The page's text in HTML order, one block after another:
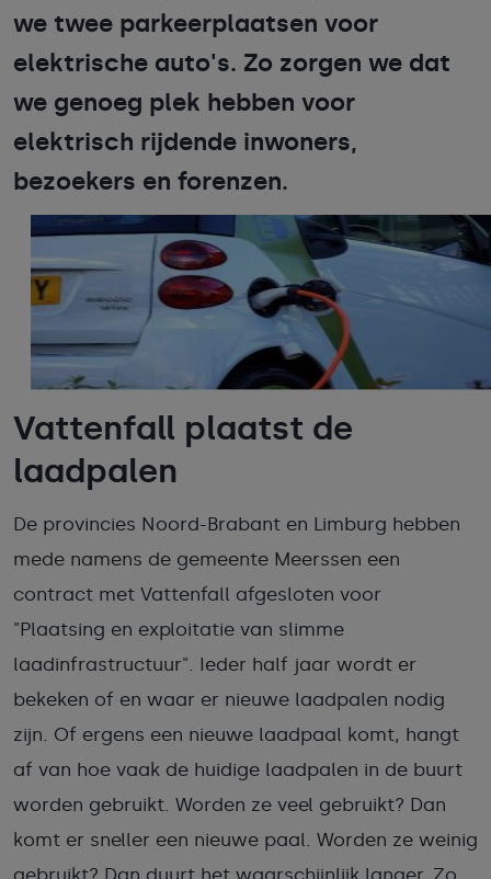
we twee parkeerplaatsen voor
elektrische auto's. Zo zorgen we dat
we genoeg plek hebben voor
elektrisch rijdende inwoners,
bezoekers en forenzen.
Vattenfall plaatst de
laadpalen
De provincies Noord-Brabant en Limburg hebben
mede namens de gemeente Meerssen een
contract met Vattenfall afgesloten voor
"Plaatsing en exploitatie van slimme
laadinfrastructuur". Ieder half jaar wordt er
bekeken of en waar er nieuwe laadpalen nodig
zijn. Of ergens een nieuwe laadpaal komt, hangt
af van hoe vaak de huidige laadpalen in de buurt
worden gebruikt. Worden ze veel gebruikt? Dan
komt er sneller een nieuwe paal. Worden ze weinig
gebruikt? Dan duurt het waarschijnlijk langer. Zo